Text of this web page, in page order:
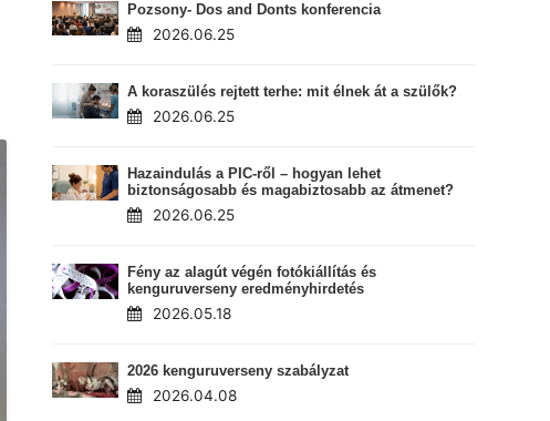
Pozsony- Dos and Donts konferencia
2026.06.25
A koraszülés rejtett terhe: mit élnek át a szülők?
2026.06.25
Hazaindulás a PIC-ről – hogyan lehet
biztonságosabb és magabiztosabb az átmenet?
2026.06.25
Fény az alagút végén fotókiállítás és
kenguruverseny eredményhirdetés
2026.05.18
2026 kenguruverseny szabályzat
2026.04.08